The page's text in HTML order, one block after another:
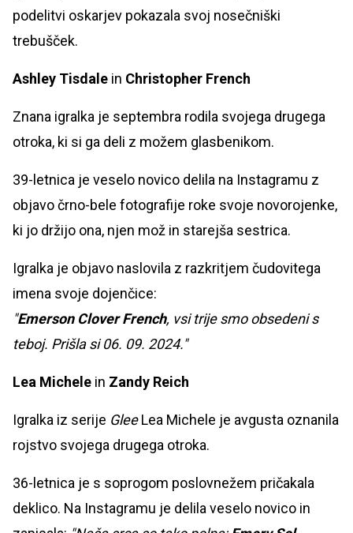
podelitvi oskarjev pokazala svoj nosečniški
trebušček.
Ashley Tisdale in Christopher French
Znana igralka je septembra rodila svojega drugega
otroka, ki si ga deli z možem glasbenikom.
39-letnica je veselo novico delila na Instagramu z
objavo črno-bele fotografije roke svoje novorojenke,
ki jo držijo ona, njen mož in starejša sestrica.
Igralka je objavo naslovila z razkritjem čudovitega
imena svoje dojenčice:
"Emerson Clover French, vsi trije smo obsedeni s
teboj. Prišla si 06. 09. 2024."
Lea Michele in Zandy Reich
Igralka iz serije GleeLea Michele je avgusta oznanila
rojstvo svojega drugega otroka.
36-letnica je s soprogom poslovnežem pričakala
deklico. Na Instagramu je delila veselo novico in